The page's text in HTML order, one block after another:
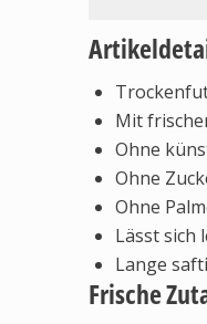
Mit
Ohne
Ohne
Ohne
Lässt sich
Lange
Frische